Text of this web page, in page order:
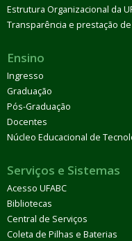
Estrutura Organizacional da
Transparência e prestação
Ensino
Ingresso
Graduação
Pós-Graduação
Docentes
Núcleo Educacional de
Serviços e Sistemas
Acesso UFABC
Bibliotecas
Central de Serviços
Coleta de Pilhas e Baterias